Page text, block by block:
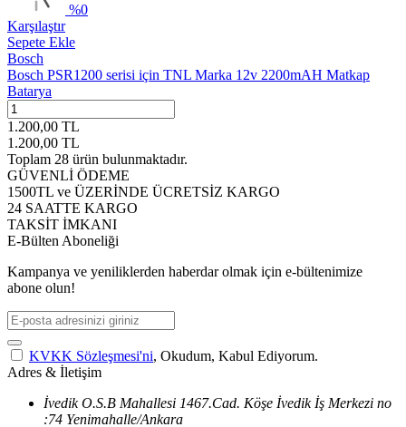
%0
Karşılaştır
Sepete Ekle
Bosch
Bosch PSR1200 serisi için TNL Marka 12v 2200mAH Matkap
Batarya
1.200,00 TL
1.200,00 TL
Toplam 28 ürün bulunmaktadır.
GÜVENLİ ÖDEME
1500TL ve ÜZERİNDE ÜCRETSİZ KARGO
24 SAATTE KARGO
TAKSİT İMKANI
E-Bülten Aboneliği
Kampanya ve yeniliklerden haberdar olmak için e-bültenimize
abone olun!
KVKK Sözleşmesi'ni, Okudum, Kabul Ediyorum.
Adres & İletişim
İvedik O.S.B Mahallesi 1467.Cad. Köşe İvedik İş Merkezi no
:74 Yenimahalle/Ankara